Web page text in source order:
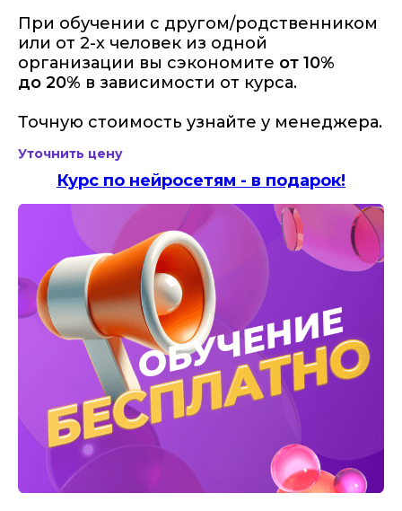
При обучении с другом/родственником
или от 2-х человек из одной
организации вы сэкономите от 10%
до 20% в зависимости от курса.
Точную стоимость узнайте у менеджера.
Уточнить цену
Курс по нейросетям - в подарок!